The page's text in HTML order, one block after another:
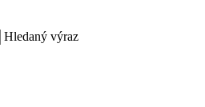
Hledaný výraz